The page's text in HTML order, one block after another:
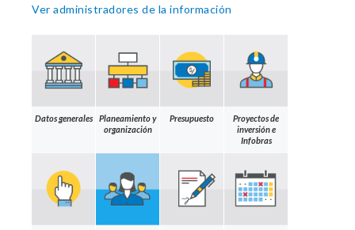
Ver administradores de la información
Datos generales
Planeamiento y
organización
Presupuesto
Proyectos de
inversión e
Infobras